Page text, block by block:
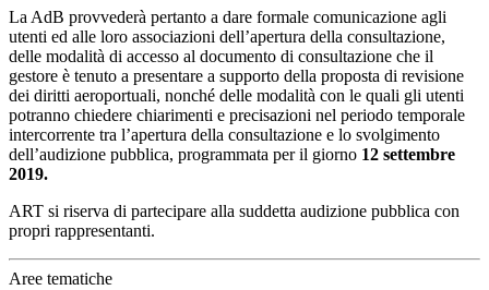
La AdB provvederà pertanto a dare formale comunicazione agli
utenti ed alle loro associazioni dell’apertura della consultazione,
delle modalità di accesso al documento di consultazione che il
gestore è tenuto a presentare a supporto della proposta di revisione
dei diritti aeroportuali, nonché delle modalità con le quali gli utenti
potranno chiedere chiarimenti e precisazioni nel periodo temporale
intercorrente tra l’apertura della consultazione e lo svolgimento
dell’audizione pubblica, programmata per il giorno 12 settembre
2019.
ART si riserva di partecipare alla suddetta audizione pubblica con
propri rappresentanti.
Aree tematiche